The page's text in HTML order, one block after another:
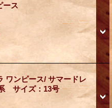
ース
ワンピース/ サマードレ
サイズ：13号